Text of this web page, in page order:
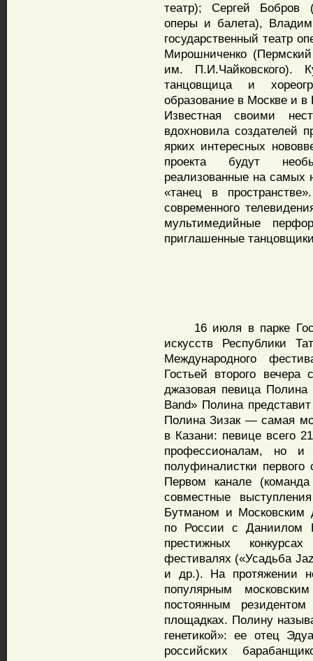
театр); Сергей Бобров
оперы и балета),
государственный театр
Мирошниченко
им. П.И.Чайковского).
танцовщица и
образование в Москве и в
Известная своими
вдохновила создателей
ярких интересных
проекта будут
реализованные на самых
«танец в
современного
мультимедийные
приглашенные
16 июля в парке
искусств Республики
Международного
Гостьей второго
джазовая певица Полина
Band» Полина
Полина Зизак — самая
в Казани: певице всего
профессионалам, но
полуфиналистки первого
Первом канале
совместные
Бутманом и Московским
по России с Даниилом
престижных
фестивалях («Усадьба
и др.). На протяжении
популярным
постоянным
площадках. Полину
генетикой»: ее отец
российских